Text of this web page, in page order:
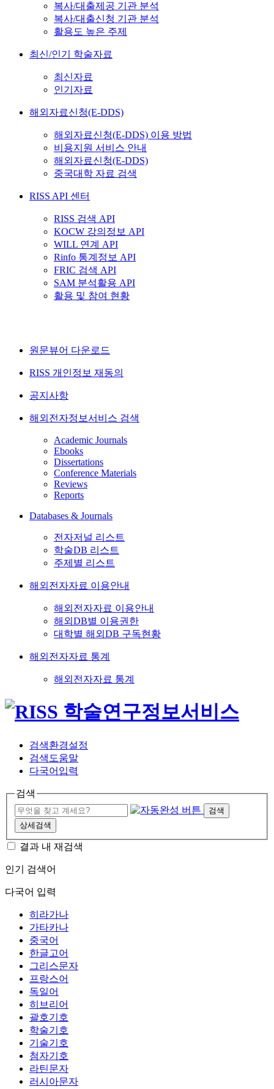
복사/대출제공 기관 분석
복사/대출신청 기관 분석
활용도 높은 주제
최신/인기 학술자료
최신자료
인기자료
해외자료신청(E-DDS)
해외자료신청(E-DDS) 이용 방법
비용지원 서비스 안내
해외자료신청(E-DDS)
중국대학 자료 검색
RISS API 센터
RISS 검색 API
KOCW 강의정보 API
WILL 연계 API
Rinfo 통계정보 API
FRIC 검색 API
SAM 분석활용 API
활용 및 참여 현황
원문뷰어 다운로드
RISS 개인정보 재동의
공지사항
해외전자정보서비스 검색
Academic Journals
Ebooks
Dissertations
Conference Materials
Reviews
Reports
Databases & Journals
전자저널 리스트
학술DB 리스트
주제별 리스트
해외전자자료 이용안내
해외전자자료 이용안내
해외DB별 이용권한
대학별 해외DB 구독현황
해외전자자료 통계
해외전자자료 통계
검색환경설정
검색도움말
다국어입력
검색
검색
상세검색
결과 내 재검색
인기 검색어
다국어 입력
히라가나
가타카나
중국어
한글고어
그리스문자
프랑스어
독일어
히브리어
괄호기호
학술기호
기술기호
첨자기호
라틴문자
러시아문자